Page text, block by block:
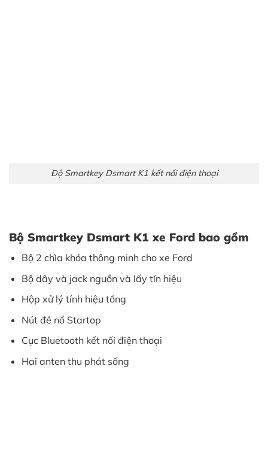
Độ Smartkey Dsmart K1 kết nối điện thoại
Bộ Smartkey Dsmart K1 xe Ford bao gồm
Bộ 2 chìa khóa thông minh cho xe Ford
Bộ dây và jack nguồn và lấy tín hiệu
Hộp xử lý tính hiệu tổng
Nút đề nổ Startop
Cục Bluetooth kết nối điện thoại
Hai anten thu phát sống